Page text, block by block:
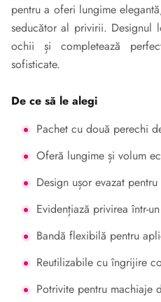
pentru a oferi lungime
seducător al privirii. Designul
ochii și completează
sofisticate.
De ce să le alegi
Pachet cu două perechi
Oferă lungime și volum
Design ușor evazat
Evidențiază privirea într-
Bandă flexibilă pentru
Reutilizabile cu îngrijire
Potrivite pentru machiaje